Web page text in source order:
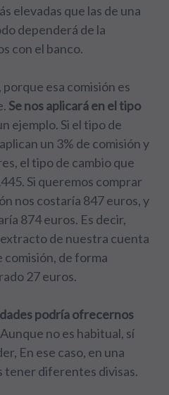
elevadas que las de una
dependerá de la
con el banco.
esa comisión es
Se nos aplicará en el tipo
ejemplo. Si el tipo de
un 3% de comisión y
el tipo de cambio que
Si queremos comprar
nos costaría 847 euros, y
874 euros. Es decir,
de nuestra cuenta
de forma
27 euros.
podría ofrecernos
no es habitual, sí
En ese caso, en una
tener diferentes divisas.